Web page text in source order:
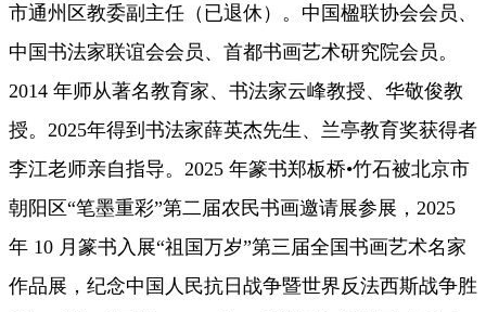
市通州区教委副主任（已退休）。中国楹联协会会员、
中国书法家联谊会会员、首都书画艺术研究院会员。
2014 年师从著名教育家、书法家云峰教授、华敬俊教
授。2025年得到书法家薛英杰先生、兰亭教育奖获得者
李江老师亲自指导。2025 年篆书郑板桥•竹石被北京市
朝阳区“笔墨重彩”第二届农民书画邀请展参展，2025
年 10 月篆书入展“祖国万岁”第三届全国书画艺术名家
作品展，纪念中国人民抗日战争暨世界反法西斯战争胜